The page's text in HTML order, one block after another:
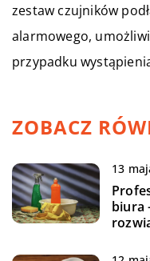
zestaw czujników
alarmowego,
przypadku
ZOBACZ
13
biura